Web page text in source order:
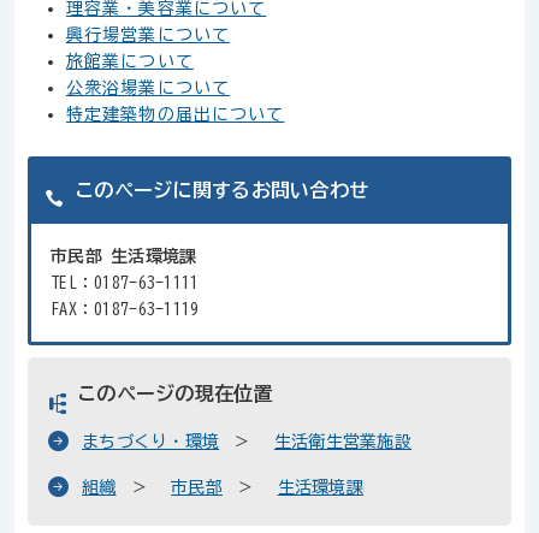
理容業・美容業について
興行場営業について
旅館業について
公衆浴場業について
特定建築物の届出について
このページに関するお問い合わせ
市民部 生活環境課
TEL：0187-63-1111
FAX：0187-63-1119
このページの現在位置
まちづくり・環境 生活衛生営業施設
組織 市民部 生活環境課